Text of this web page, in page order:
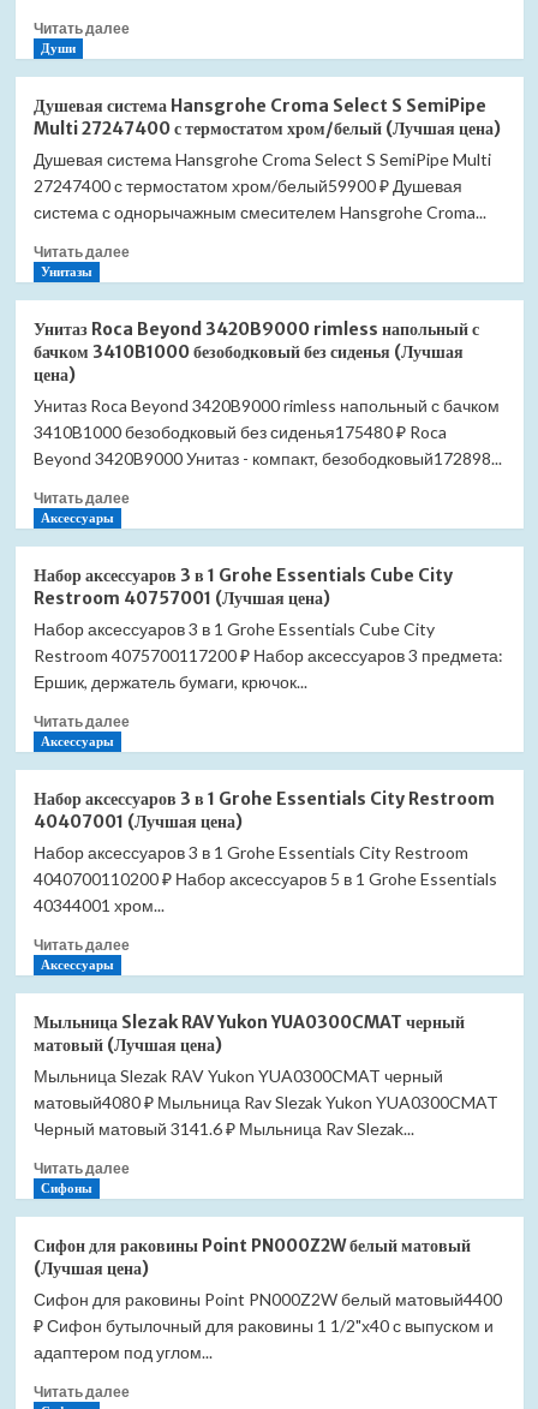
1jet
с
термостатом
(Лучшая
Читать далееПрочитать
система
Hansgrohe
Croma
Select
S
180
27255400
хром/
белый
Души
Душевая система Hansgrohe Croma Select S SemiPipe
Multi 27247400 с термостатом хром/белый (Лучшая цена)
Душевая система Hansgrohe Croma Select S SemiPipe Multi
27247400 с термостатом хром/белый59900 ₽ Душевая
система с однорычажным смесителем Hansgrohe Croma...
Читать далееПрочитать
система
Hansgrohe
Select
S
SemiPipe
27247400
термостатом
белый
цена)
Унитазы
Унитаз Roca Beyond 3420B9000 rimless напольный с
бачком 3410B1000 безободковый без сиденья (Лучшая
цена)
Унитаз Roca Beyond 3420B9000 rimless напольный с бачком
3410B1000 безободковый без сиденья175480 ₽ Roca
Beyond 3420B9000 Унитаз - компакт, безободковый172898...
Читать далееПрочитать
Roca
Beyond
3420B9000
rimless
напольный
бачком
безободковый
сиденья
(Лучшая
цена)
Аксессуары
Набор аксессуаров 3 в 1 Grohe Essentials Cube City
Restroom 40757001 (Лучшая цена)
Набор аксессуаров 3 в 1 Grohe Essentials Cube City
Restroom 4075700117200 ₽ Набор аксессуаров 3 предмета:
Ершик, держатель бумаги, крючок...
Читать далееПрочитать
аксессуаров
3
в
1
Grohe
Cube
Restroom
40757001
цена)
Аксессуары
Набор аксессуаров 3 в 1 Grohe Essentials City Restroom
40407001 (Лучшая цена)
Набор аксессуаров 3 в 1 Grohe Essentials City Restroom
4040700110200 ₽ Набор аксессуаров 5 в 1 Grohe Essentials
40344001 хром...
Читать далееПрочитать
Набор
аксессуаров
3
в
1
Grohe
City
40407001
цена)
Аксессуары
Мыльница Slezak RAV Yukon YUA0300CMAT черный
матовый (Лучшая цена)
Мыльница Slezak RAV Yukon YUA0300CMAT черный
матовый4080 ₽ Мыльница Rav Slezak Yukon YUA0300CMAT
Черный матовый 3141.6 ₽ Мыльница Rav Slezak...
Читать далееПрочитать
Slezak
RAV
Yukon
YUA0300CMAT
черный
(Лучшая
Сифоны
Сифон для раковины Point PN000Z2W белый матовый
(Лучшая цена)
Сифон для раковины Point PN000Z2W белый матовый4400
₽ Сифон бутылочный для раковины 1 1/2"х40 с выпуском и
адаптером под углом...
Читать далееПрочитать